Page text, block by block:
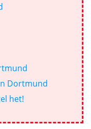
Dortmund
het!